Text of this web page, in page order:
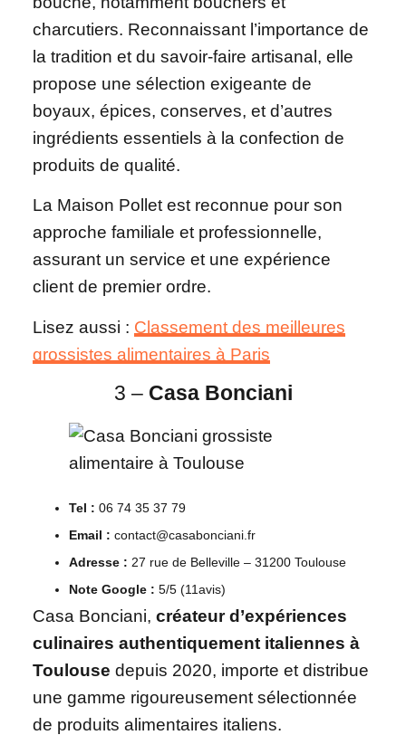
charcutiers. Reconnaissant l’importance de
la tradition et du savoir-faire artisanal, elle
propose une sélection exigeante de
boyaux, épices, conserves, et d’autres
ingrédients essentiels à la confection de
produits de qualité.
La Maison Pollet est reconnue pour son
approche familiale et professionnelle,
assurant un service et une expérience
client de premier ordre.
Lisez aussi : Classement des meilleures
grossistes alimentaires à Paris
3 – Casa Bonciani
Tel : 06 74 35 37 79
Email : contact@casabonciani.fr
Adresse : 27 rue de Belleville – 31200 Toulouse
Note Google : 5/5 (11avis)
Casa Bonciani, créateur d’expériences
culinaires authentiquement italiennes à
Toulouse depuis 2020, importe et distribue
une gamme rigoureusement sélectionnée
de produits alimentaires italiens.